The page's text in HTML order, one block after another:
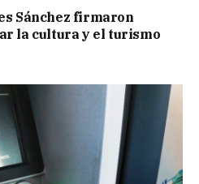
Sánchez firmaron
la cultura y el turismo